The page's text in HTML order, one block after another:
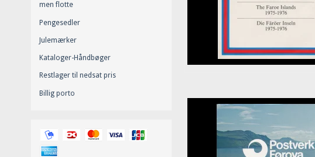
men flotte
Pengesedler
Julemærker
Kataloger-Håndbøger
Restlager til nedsat pris
Billig porto